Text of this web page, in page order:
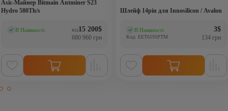
Asic-Майнер Bitmain Antminer S23
Hydro 580Th/s
В Наявності(0) від15 200$
680 960 грн
Шлейф 14pin для Innosilicon / Avalon
В Наявності(0)
Код: EET6191PTM
3$
134 грн